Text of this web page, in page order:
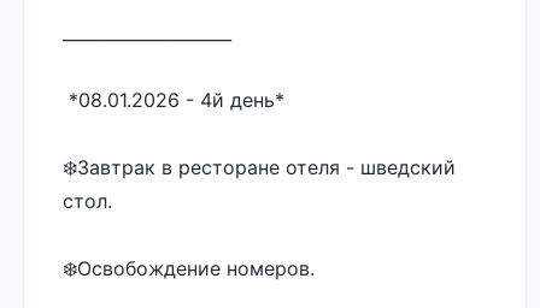
*08.01.2026 - 4й день*
❄️Завтрак в ресторане отеля - шведский
стол.
❄️Освобождение номеров.